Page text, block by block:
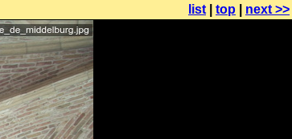
list top next >>